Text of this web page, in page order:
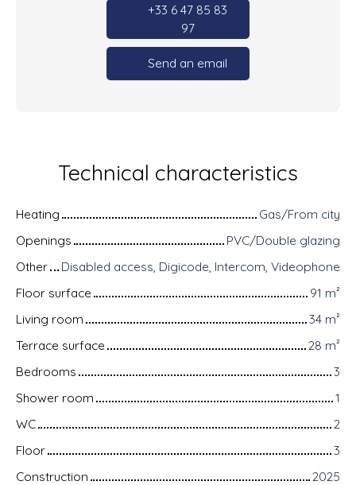
+33 6 47 85 83
97
Send an email
Technical characteristics
Heating
Gas/From city
Openings
PVC/Double glazing
Other
Disabled access, Digicode, Intercom, Videophone
Floor surface
91 m²
Living room
34 m²
Terrace surface
28 m²
Bedrooms
3
Shower room
1
WC
2
Floor
3
Construction
2025